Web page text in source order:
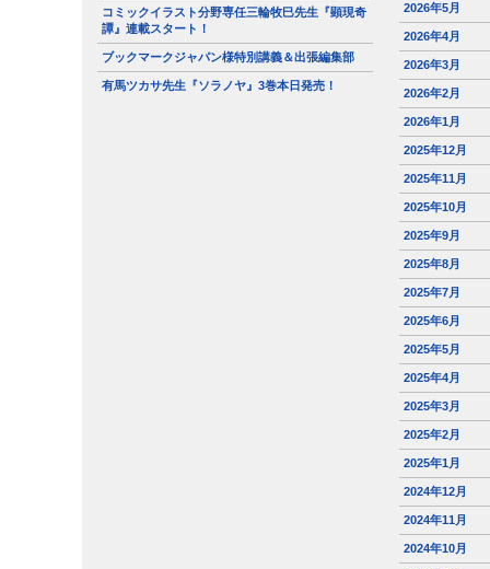
コミックイラスト分野専任三輪牧巳先生『顕現奇
譚』連載スタート！
ブックマークジャパン様特別講義＆出張編集部
有馬ツカサ先生『ソラノヤ』3巻本日発売！
2026年5月
2026年4月
2026年3月
2026年2月
2026年1月
2025年12月
2025年11月
2025年10月
2025年9月
2025年8月
2025年7月
2025年6月
2025年5月
2025年4月
2025年3月
2025年2月
2025年1月
2024年12月
2024年11月
2024年10月